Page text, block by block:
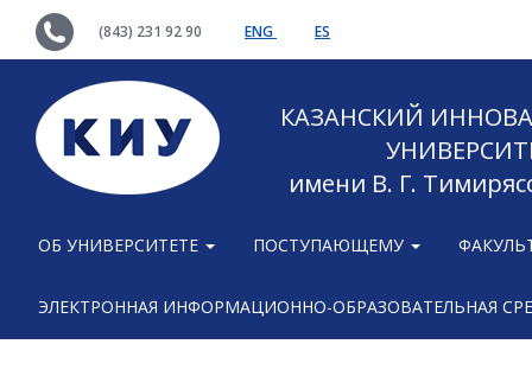
(843) 231 92 90 ENG ES
КАЗАНСКИЙ
имени В. Г.
ОБ УНИВЕРСИТЕТЕ ПОСТУПАЮЩЕМУ
ЭЛЕКТРОННАЯ ИНФОРМАЦИОННО-ОБРАЗОВАТЕЛЬНАЯ